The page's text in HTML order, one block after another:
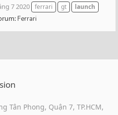
7 2020 ferrari gt
launch
Ferrari
Tân Phong, Quận 7, TP.HCM,